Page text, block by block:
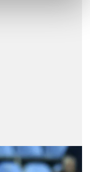
amaçlarıyla